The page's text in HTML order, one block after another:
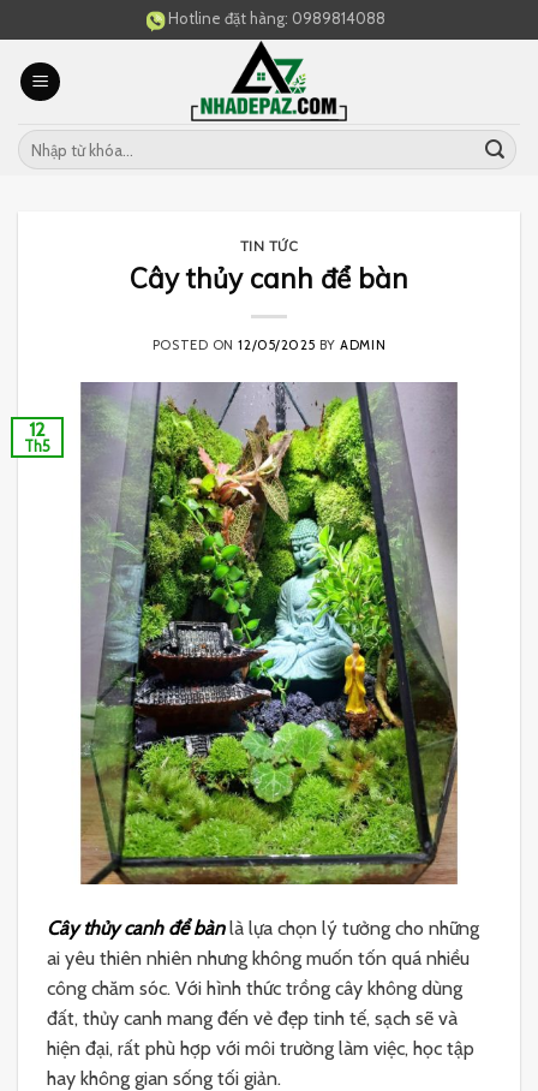
to
content
Hotline đặt hàng: 0989814088
TIN TỨC
Cây thủy canh để bàn
POSTED ON12/05/2025 BYADMIN
12
Th5
Cây thủy canh để bàn là lựa chọn lý tưởng cho những
ai yêu thiên nhiên nhưng không muốn tốn quá nhiều
công chăm sóc. Với hình thức trồng cây không dùng
đất, thủy canh mang đến vẻ đẹp tinh tế, sạch sẽ và
hiện đại, rất phù hợp với môi trường làm việc, học tập
hay không gian sống tối giản.